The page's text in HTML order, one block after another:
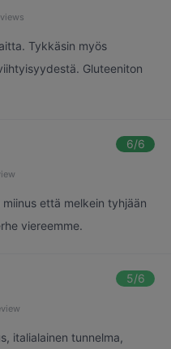
Tykkäsin myös
Gluteeniton
6/6
että melkein tyhjään
viereemme.
5/6
italialainen tunnelma,